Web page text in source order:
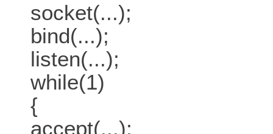
socket(...);
bind(...);
listen(...);
while(1)
{
accept(...);